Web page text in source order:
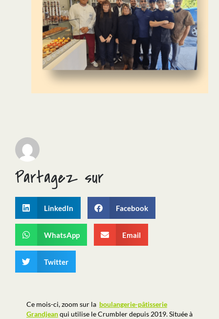
Partagez sur
LinkedIn Facebook
WhatsApp Email
Twitter
Ce mois-ci, zoom sur la boulangerie-pâtisserie
Grandjeanqui utilise le Crumbler depuis 2019. Située à